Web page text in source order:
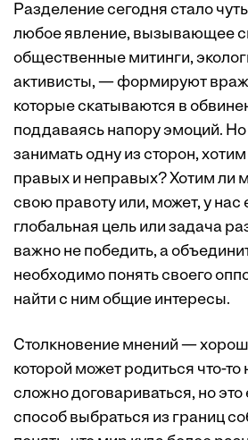
Разделение сегодня стало
любое явление, вызывающее
общественные митинги,
активисты, — формируют
которые скатываются в
поддаваясь напору эмоций. Но
занимать одну из сторон,
правых и неправых? Хотим ли
свою правоту или, может, у нас
глобальная цель или задача
важно не победить, а
необходимо понять своего
найти с ним общие интересы.
Столкновение мнений —
которой может родиться что-
сложно договариваться, но
способ выбраться из границ